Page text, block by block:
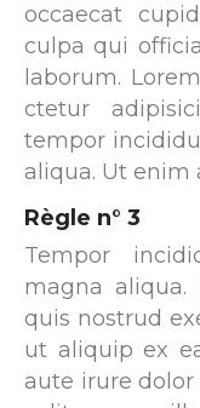
occaecat
culpa qui
laborum.
ctetur
tempor
aliqua. Ut
Règle n° 3
Tempor
magna
quis nostrud
ut aliquip ex
aute irure